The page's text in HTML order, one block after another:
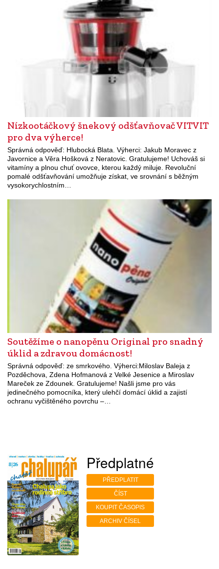
Nízkootáčkový šnekový odšťavňovač VITVIT
pro dva výherce!
Správná odpověď: Hlubocká Blata. Výherci: Jakub Moravec z
Javornice a Věra Hošková z Neratovic. Gratulujeme! Uchováš si
vitamíny a plnou chuť ovovce, kterou každý miluje. Revoluční
pomalé odšťavňování umožňuje získat, ve srovnání s běžným
vysokorychlostním…
Soutěžíme o nanopěnu Original pro snadný
úklid a zdravou domácnost!
Správná odpověď: ze smrkového. Výherci:Miloslav Baleja z
Pozděchova, Zdena Hofmanová z Velké Jesenice a Miroslav
Mareček ze Zdounek. Gratulujeme! Našli jsme pro vás
jedinečného pomocníka, který ulehčí domácí úklid a zajistí
ochranu vyčištěného povrchu –…
Předplatné
PŘEDPLATIT
ČÍST
KOUPIT ČASOPIS
ARCHIV ČÍSEL